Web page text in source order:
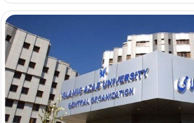
کنکور
۹۵
در
روز
۸
شهریور